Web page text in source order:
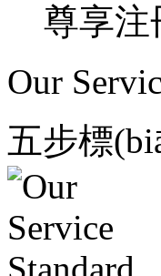
尊享注
Our
五步標